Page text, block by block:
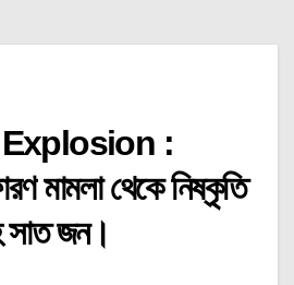
:
মামলা থেকে নিষ্কৃতি
সাত জন।